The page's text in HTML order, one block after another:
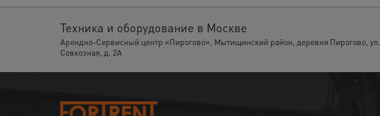
Техника и оборудование в Москве
Арендно-Сервисный центр «Пирогово», Мытищинский район, деревня Пирогово, ул.
Совхозная, д. 2А